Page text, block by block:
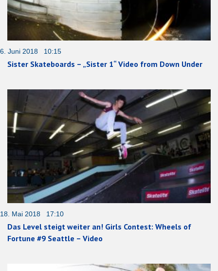
6. Juni 2018 10:15
Sister Skateboards – „Sister 1“ Video from Down Under
18. Mai 2018 17:10
Das Level steigt weiter an! Girls Contest: Wheels of
Fortune #9 Seattle – Video